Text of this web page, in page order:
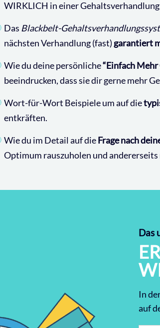
WIRKLICH in einer
Das Blackbelt-
nächsten Verhandlung (fast) garantiert
Wie du deine persönliche“Einfach
beeindrucken, dass sie dir gerne mehr
Wort-für-Wort Beispiele um auf die
entkräften.
Wie du im Detail auf dieFrage nach
Optimum rauszuholen und
Das
In
auf